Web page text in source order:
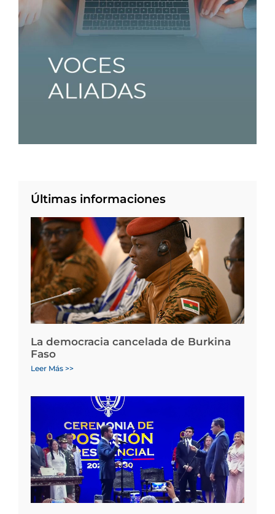
Últimas informaciones
La democracia cancelada de Burkina
Faso
Leer Más >>